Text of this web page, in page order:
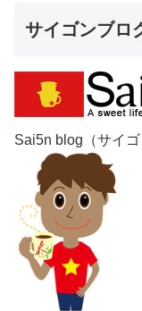
サイゴンブロ
Sai5n blog（サイ